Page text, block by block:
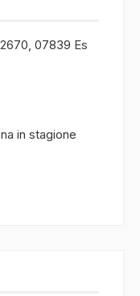
07839 Es
in stagione